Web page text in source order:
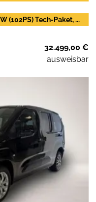
(102PS) Tech-Paket, ...
32.499,00 €
ausweisbar